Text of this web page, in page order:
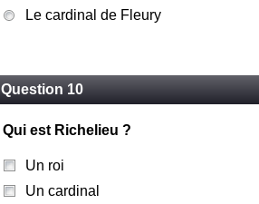
Le cardinal de Fleury
Question 10
Qui est Richelieu ?
Un roi
Un cardinal